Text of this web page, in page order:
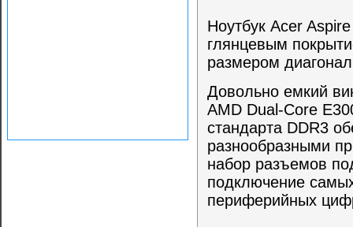
Ноутбук Acer
глянцевым
размером
Довольно емкий
AMD Dual-Core
стандарта DDR3
разнообразными
набор разъемов
подключение
периферийных